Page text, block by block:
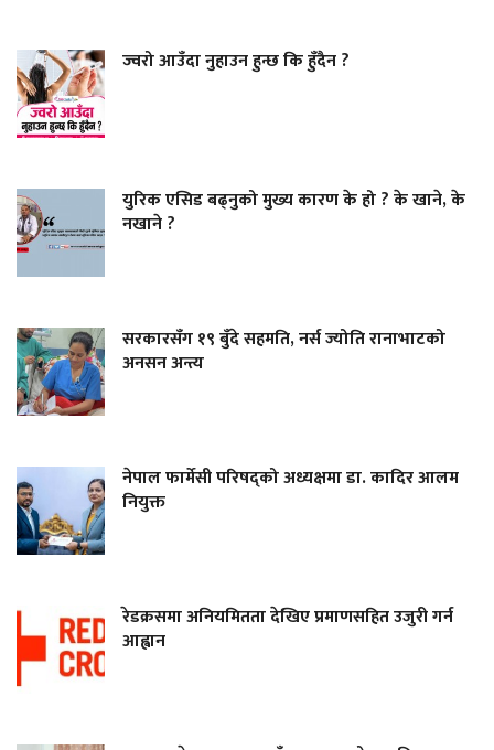
ज्वरो आउँदा नुहाउन हुन्छ कि हुँदैन ?
युरिक एसिड बढ्नुको मुख्य कारण के हो ? के खाने, के
नखाने ?
सरकारसँग १९ बुँदे सहमति, नर्स ज्योति रानाभाटको
अनसन अन्त्य
नेपाल फार्मेसी परिषद्को अध्यक्षमा डा. कादिर आलम
नियुक्त
रेडक्रसमा अनियमितता देखिए प्रमाणसहित उजुरी गर्न
आह्वान